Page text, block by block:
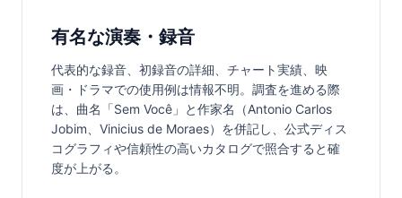
有名な演奏・録音
代表的な録音、初録音の詳細、チャート実績、映
画・ドラマでの使用例は情報不明。調査を進める際
は、曲名「Sem Você」と作家名（Antonio Carlos
Jobim、Vinicius de Moraes）を併記し、公式ディス
コグラフィや信頼性の高いカタログで照合すると確
度が上がる。